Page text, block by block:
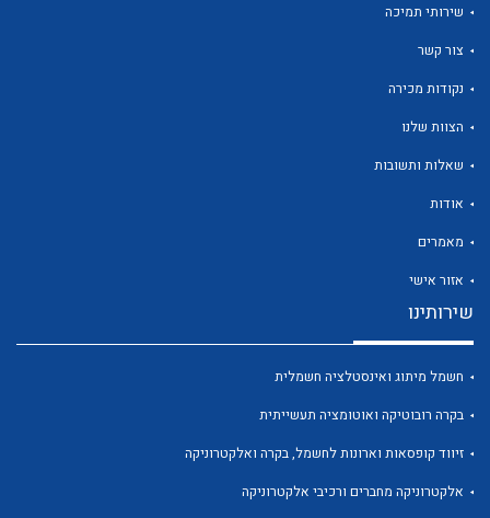
לכל מוצרי היצרן
שירותי תמיכה
צור קשר
נקודות מכירה
הצוות שלנו
שאלות ותשובות
אודות
מאמרים
אזור אישי
שירותינו
חשמל מיתוג ואינסטלציה חשמלית
בקרה רובוטיקה ואוטומציה תעשייתית
זיווד קופסאות וארונות לחשמל, בקרה ואלקטרוניקה
אלקטרוניקה מחברים ורכיבי אלקטרוניקה